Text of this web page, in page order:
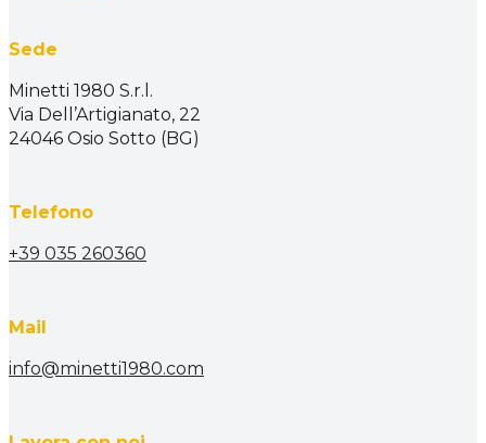
Sede
Minetti 1980 S.r.l.
Via Dell’Artigianato, 22
24046 Osio Sotto (BG)
Telefono
+39 035 260360
Mail
info@minetti1980.com